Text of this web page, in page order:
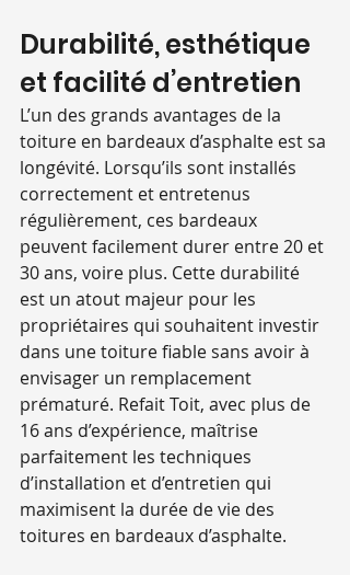
Durabilité, esthétique
et facilité d’entretien
L’un des grands avantages de la
toiture en bardeaux d’asphalte est sa
longévité. Lorsqu’ils sont installés
correctement et entretenus
régulièrement, ces bardeaux
peuvent facilement durer entre 20 et
30 ans, voire plus. Cette durabilité
est un atout majeur pour les
propriétaires qui souhaitent investir
dans une toiture fiable sans avoir à
envisager un remplacement
prématuré. Refait Toit, avec plus de
16 ans d’expérience, maîtrise
parfaitement les techniques
d’installation et d’entretien qui
maximisent la durée de vie des
toitures en bardeaux d’asphalte.